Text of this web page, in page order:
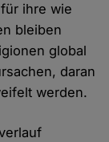
ihre wie
bleiben
global
daran
werden.